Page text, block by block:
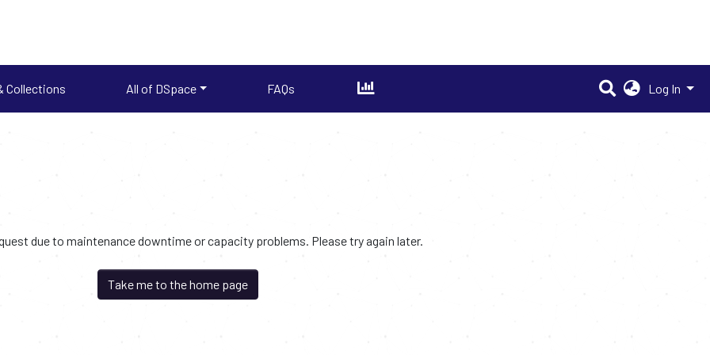
Collections All of DSpace FAQs Log In
due to maintenance downtime or capacity problems. Please try again later.
Take me to the home page